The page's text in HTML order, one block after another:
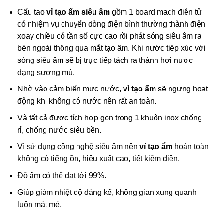
Cấu tạo vỉ tạo ẩm siêu âmgồm 1 board mạch điện tử
có nhiệm vụ chuyển dòng điện bình thường thành điện
xoay chiều có tần số cực cao rồi phát sóng siêu âm ra
bên ngoài thông qua mắt tạo ẩm. Khi nước tiếp xúc với
sóng siêu âm sẽ bị trực tiếp tách ra thành hơi nước
dạng sương mù.
Nhờ vào cảm biến mực nước, vỉ tạo ẩmsẽ ngưng hoạt
động khi không có nước nên rất an toàn.
Và tất cả được tích hợp gọn trong 1 khuôn inox chống
rỉ, chống nước siêu bền.
Vì sử dụng công nghệ siêu âm nên vỉ tạo ẩm hoàn toàn
không có tiếng ồn, hiệu xuất cao, tiết kiệm điện.
Độ ẩm có thể đạt tới 99%.
Giúp giảm nhiệt độ đáng kể, không gian xung quanh
luôn mát mẻ.